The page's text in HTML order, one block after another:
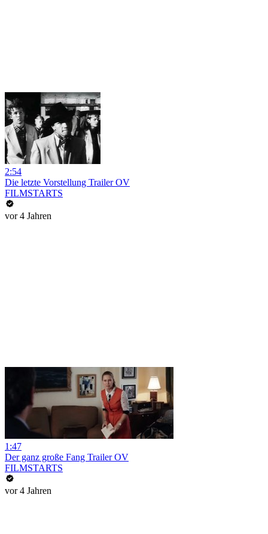
2:54
Die letzte Vorstellung Trailer OV
FILMSTARTS
vor 4 Jahren
1:47
Der ganz große Fang Trailer OV
FILMSTARTS
vor 4 Jahren